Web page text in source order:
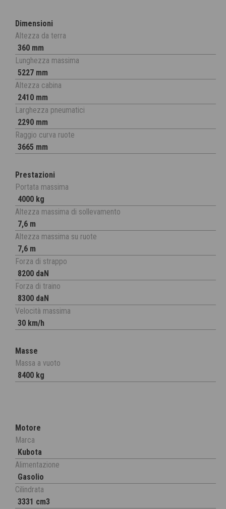
Dimensioni
Altezza da terra
360 mm
Lunghezza massima
5227 mm
Altezza cabina
2410 mm
Larghezza pneumatici
2290 mm
Raggio curva ruote
3665 mm
Prestazioni
Portata massima
4000 kg
Altezza massima di sollevamento
7,6 m
Altezza massima su ruote
7,6 m
Forza di strappo
8200 daN
Forza di traino
8300 daN
Velocità massima
30 km/h
Masse
Massa a vuoto
8400 kg
Motore
Marca
Kubota
Alimentazione
Gasolio
Cilindrata
3331 cm3